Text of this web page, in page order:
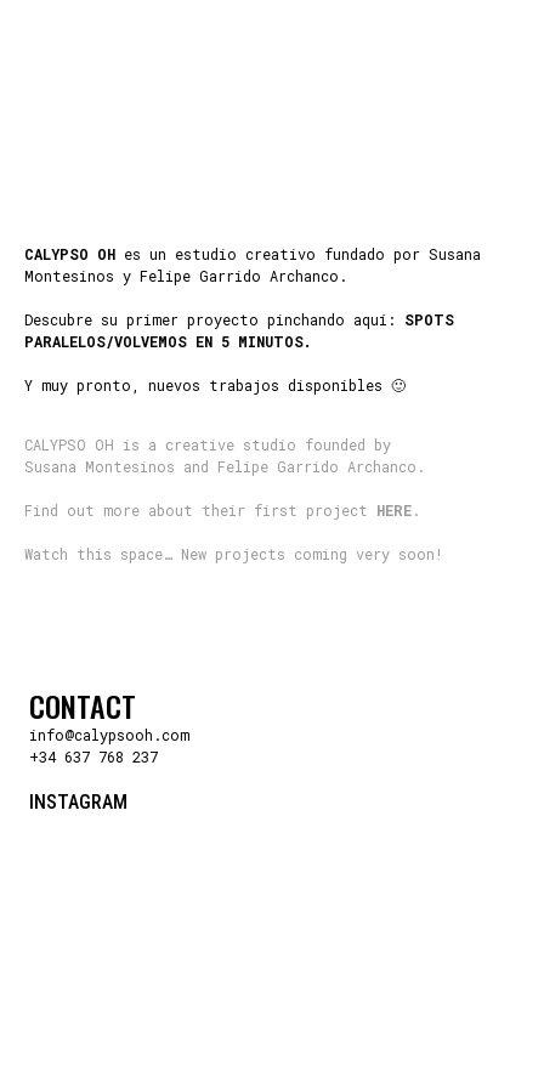
CALYPSO OH es un estudio creativo fundado por Susana
Montesinos y Felipe Garrido Archanco.
Descubre su primer proyecto pinchando aquí: SPOTS
PARALELOS/VOLVEMOS EN 5 MINUTOS.
Y muy pronto, nuevos trabajos disponibles 🙂
CALYPSO OH is a creative studio founded by
Susana Montesinos and Felipe Garrido Archanco.
Find out more about their first project HERE.
Watch this space… New projects coming very soon!
CONTACT
info@calypsooh.com
+34 637 768 237
INSTAGRAM